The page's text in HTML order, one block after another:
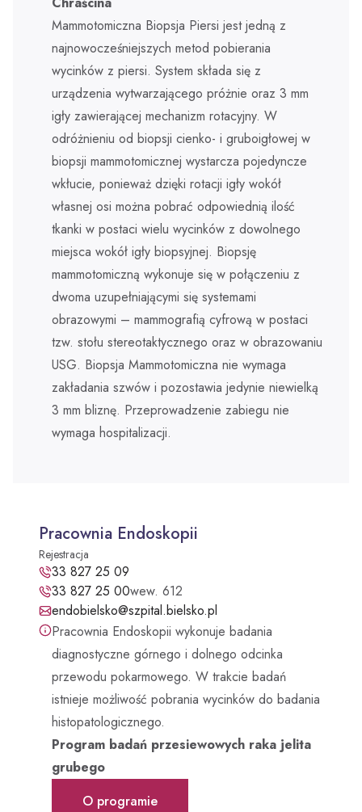
Prawa pacjenta / skargi i wnioski
Standardy Ochrony Dzieci
Wniosek o udostępnienie dokumentacji medycznej
Zgłaszanie zdarzeń niepożądanych przez pacjentów
Raport o stanie zapewniania dostępności podmiotu
publicznego
Prawo Atomowe
Brakowanie dokumentacji medycznej
Agresja słowna
Świadczenia dla obywateli Ukrainy przebywających w
Polsce
Parking
Oddział Onkologiczny
Oddział Radioterapii i Chemioterapii
Izba Przyjęć
Blok Położniczo – Ginekologiczny
Blok Operacyjny
Oddział Kardiologii i Kardioonkologii
Oddział Ginekologiczno – Położniczy i Ginekologii
Onkologicznej
Oddział Noworodkowy
Oddział Medycyny Paliatywnej
Oddział Gastroenterologiczny z Pododziałem
Chorób Wewnętrznych
Zakład Medycyny Nuklearnej
Informacje dla Pacjenta
Badania Scyntygraficzne SPECT/CT
Kardiologia Nuklearna D-SPECT
Leczenie i diagnostyka tarczycy
Dokumenty do pobrania
Zakład Patomorfologii
Zakład Diagnostyki Obrazowej
Breast Cancer Unit
Colon Cancer Unit
Koordynatorzy Leczenia Onkologicznego
Radioterapia
Zakład Radioterapii
Pracownia Brachyterapii
Zakład Fizyki Medycznej
Pracownie
Opieka Paliatywna i Długoterminowa
Zakład Pielęgnacyjno – Opiekuńczy
Opieka Paliatywna (Oddział Medycyny Paliatywnej,
Profilaktyka
Regularne badania
Portal Dieta NFZ
Program Wsparcia Psychologicznego Kadry
Medycznej
Nie kłaniaj się bólowi
Fizjoterapia Ambulatoryjna
Zespół Kontroli Zakażeń Szpitalnych
Przewodnik
Psycholodzy
Opieka Duszpasterska
Żywienie dla zdrowia
Dobry Posiłek
Mammotomiczna Biopsja Piersi jest jedną z
najnowocześniejszych metod pobierania
wycinków z piersi. System składa się z
urządzenia wytwarzającego próżnie oraz 3 mm
igły zawierającej mechanizm rotacyjny. W
odróżnieniu od biopsji cienko- i gruboigłowej w
biopsji mammotomicznej wystarcza pojedyncze
wkłucie, ponieważ dzięki rotacji igły wokół
własnej osi można pobrać odpowiednią ilość
tkanki w postaci wielu wycinków z dowolnego
miejsca wokół igły biopsyjnej. Biopsję
mammotomiczną wykonuje się w połączeniu z
dwoma uzupełniającymi się systemami
obrazowymi – mammografią cyfrową w postaci
tzw. stołu stereotaktycznego oraz w obrazowaniu
USG. Biopsja Mammotomiczna nie wymaga
zakładania szwów i pozostawia jedynie niewielką
3 mm bliznę. Przeprowadzenie zabiegu nie
wymaga hospitalizacji.
Pracownia Endoskopii
Rejestracja
Pracownia Endoskopii - telefon:
33 827 25 09
Pracownia Endoskopii - telefon:
33 827 25 00wew. 612
Adres e-mail:
endobielsko@szpital.bielsko.pl
Pracownia Endoskopii wykonuje badania
diagnostyczne górnego i dolnego odcinka
przewodu pokarmowego. W trakcie badań
istnieje możliwość pobrania wycinków do badania
histopatologicznego.
Program badań przesiewowych raka jelita
grubego
O programie